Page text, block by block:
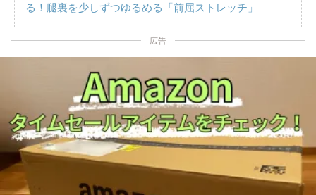
る！腿裏を少しずつゆるめる「前屈ストレッチ」
広告